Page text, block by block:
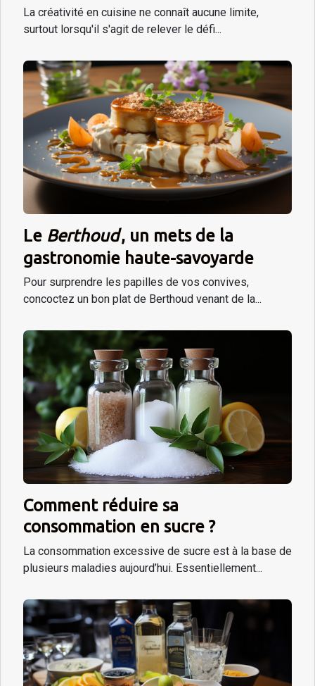
produit
La créativité en cuisine ne connaît aucune limite,
surtout lorsqu'il s'agit de relever le défi...
Le Berthoud, un mets de la
gastronomie haute-savoyarde
Pour surprendre les papilles de vos convives,
concoctez un bon plat de Berthoud venant de la...
Comment réduire sa
consommation en sucre ?
La consommation excessive de sucre est à la base de
plusieurs maladies aujourd’hui. Essentiellement...